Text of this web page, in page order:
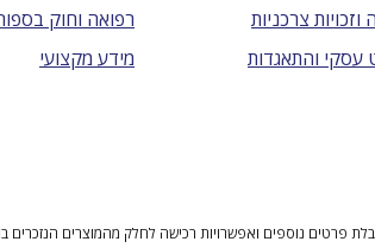
וזכויות צרכניות
והתאגדות
רפואה וחוק
מידע מקצועי
נוספים ואפשרויות רכישה לחלק מהמוצרים הנזכרים בו.